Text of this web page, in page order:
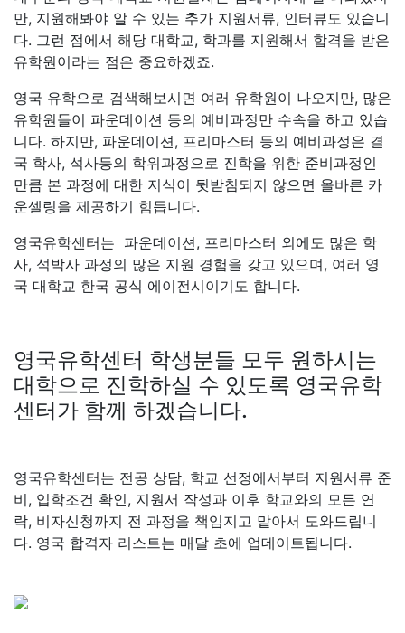
만, 지원해봐야 알 수 있는 추가 지원서류, 인터뷰도 있습니
다. 그런 점에서 해당 대학교, 학과를 지원해서 합격을 받은
유학원이라는 점은 중요하겠죠.
영국 유학으로 검색해보시면 여러 유학원이 나오지만, 많은
유학원들이 파운데이션 등의 예비과정만 수속을 하고 있습
니다. 하지만, 파운데이션, 프리마스터 등의 예비과정은 결
국 학사, 석사등의 학위과정으로 진학을 위한 준비과정인
만큼 본 과정에 대한 지식이 뒷받침되지 않으면 올바른 카
운셀링을 제공하기 힘듭니다.
영국유학센터는 파운데이션, 프리마스터 외에도 많은 학
사, 석박사 과정의 많은 지원 경험을 갖고 있으며, 여러 영
국 대학교 한국 공식 에이전시이기도 합니다.
영국유학센터 학생분들 모두 원하시는
대학으로 진학하실 수 있도록 영국유학
센터가 함께 하겠습니다.
영국유학센터는 전공 상담, 학교 선정에서부터 지원서류 준
비, 입학조건 확인, 지원서 작성과 이후 학교와의 모든 연
락, 비자신청까지 전 과정을 책임지고 맡아서 도와드립니
다. 영국 합격자 리스트는 매달 초에 업데이트됩니다.